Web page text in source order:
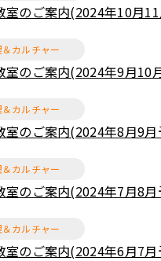
室のご案内(2024年10月
カルチャー
室のご案内(2024年9月10
カルチャー
室のご案内(2024年8月9
カルチャー
室のご案内(2024年7月8
カルチャー
室のご案内(2024年6月7